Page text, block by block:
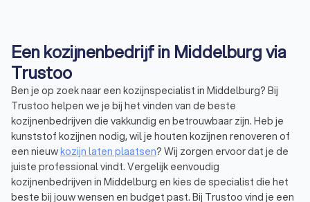
Een kozijnenbedrijf in Middelburg via
Trustoo
Ben je op zoek naar een kozijnspecialist in Middelburg? Bij
Trustoo helpen we je bij het vinden van de beste
kozijnenbedrijven die vakkundig en betrouwbaar zijn. Heb je
kunststof kozijnen nodig, wil je houten kozijnen renoveren of
een nieuwkozijn laten plaatsen? Wij zorgen ervoor dat je de
juiste professional vindt. Vergelijk eenvoudig
kozijnenbedrijven in Middelburg en kies de specialist die het
beste bij jouw wensen en budget past. Bij Trustoo vind je een